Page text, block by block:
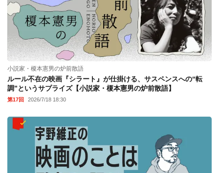
小説家・榎本憲男の炉前散語
ルール不在の映画『シラート』が仕掛ける、サスペンスへの“転
調”というサプライズ【小説家・榎本憲男の炉前散語】
第17回 2026/7/18 18:30